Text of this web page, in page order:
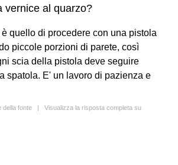
vernice al quarzo?
è quello di procedere con una pistola
piccole porzioni di parete, così
scia della pistola deve seguire
spatola. E' un lavoro di pazienza e
della fonte | Visualizza la risposta completa su